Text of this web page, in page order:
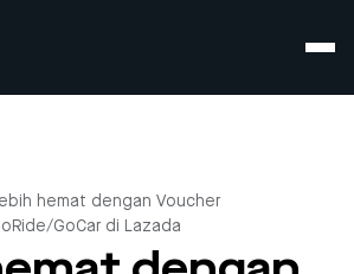
hemat dengan Voucher
GoCar di Lazada